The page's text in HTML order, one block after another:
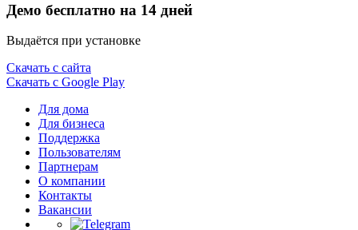
Демо бесплатно на 14 дней
Выдаётся при установке
Скачать с сайта
Скачать с Google Play
Для дома
Для бизнеса
Поддержка
Пользователям
Партнерам
О компании
Контакты
Вакансии